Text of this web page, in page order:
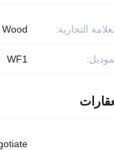
التجارية:
WF1